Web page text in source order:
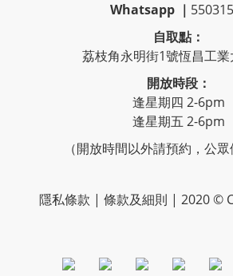
Whatsapp ｜
自取點：
荔枝角永明街1號恆昌工
開放時段：
逢星期四 2-6pm
逢星期五 2-6pm
（開放時間以外請預約，公眾
隱私條款 | 條款及細則 | 2020 ©